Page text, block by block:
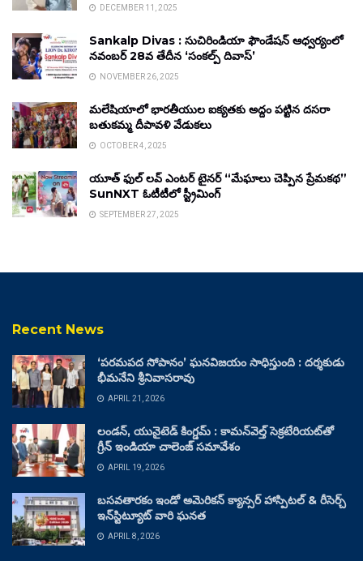
DECEMBER 11, 2025
Sankalp Divas : సుచిరిండియా ఫౌండేషన్ ఆధ్వర్యంలో
నవంబర్ 28వ తేదీన ‘సంకల్ప్ దివాస్’
NOVEMBER 26, 2025
మలేషియాలో భారతీయుల ఐక్యతకు అద్దం పట్టిన దసరా
బతుకమ్మ దీపావళి వేడుకలు
OCTOBER 4, 2025
యూత్ ఫుల్ లవ్ ఎంటర్ టైనర్ “మేఘాలు చెప్పిన ప్రేమకథ”
SunNXT ఓటీటీలో స్ట్రీమింగ్
SEPTEMBER 27, 2025
Recent News
‘పరమపద సోపానం’ ఘనవిజయం సాధిస్తుంది : దర్శకుడు
భీమనేని శ్రీనివాసరావు
APRIL 21, 2026
లండన్, యునైటెడ్ కింగ్డమ్ : కామన్‌వెల్త్ సెక్రటేరియట్‌తో
గ్రీన్ ఇండియా చాలెంజ్ సమావేశం
APRIL 19, 2026
బసవతారకం ఇండో అమెరికన్ క్యాన్సర్ హాస్పిటల్ & రీసెర్చ్
ఇన్‌స్టిట్యూట్ వారి ఘనత
APRIL 8, 2026